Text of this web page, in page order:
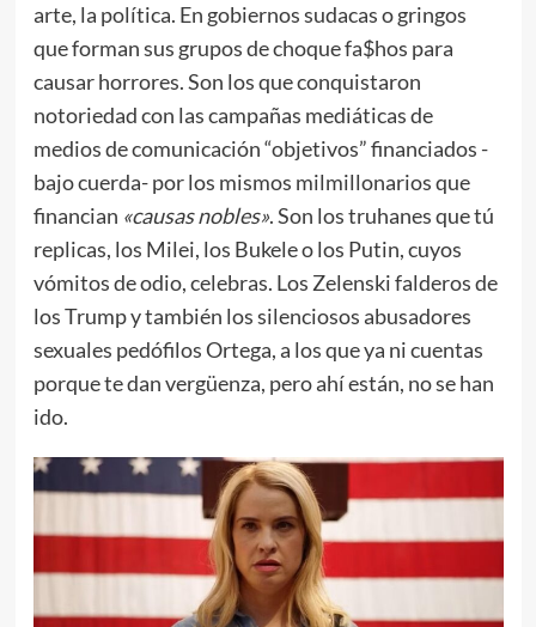
arte, la política. En gobiernos sudacas o gringos
que forman sus grupos de choque fa$hos para
causar horrores. Son los que conquistaron
notoriedad con las campañas mediáticas de
medios de comunicación “objetivos” financiados -
bajo cuerda- por los mismos milmillonarios que
financian «causas nobles». Son los truhanes que tú
replicas, los Milei, los Bukele o los Putin, cuyos
vómitos de odio, celebras. Los Zelenski falderos de
los Trump y también los silenciosos abusadores
sexuales pedófilos Ortega, a los que ya ni cuentas
porque te dan vergüenza, pero ahí están, no se han
ido.